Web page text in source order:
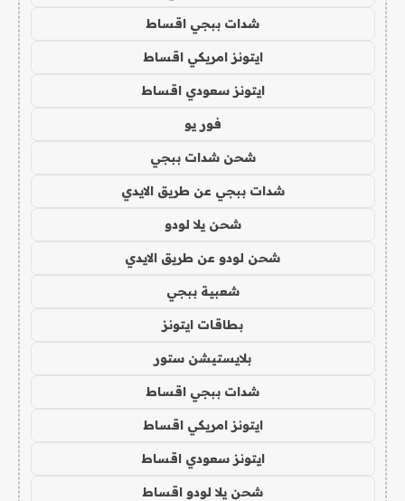
شدات ببجي اقساط
ايتونز امريكي اقساط
ايتونز سعودي اقساط
فور يو
شحن شدات ببجي
شدات ببجي عن طريق الايدي
شحن يلا لودو
شحن لودو عن طريق الايدي
شعبية ببجي
بطاقات ايتونز
بلايستيشن ستور
شدات ببجي اقساط
ايتونز امريكي اقساط
ايتونز سعودي اقساط
شحن يلا لودو اقساط